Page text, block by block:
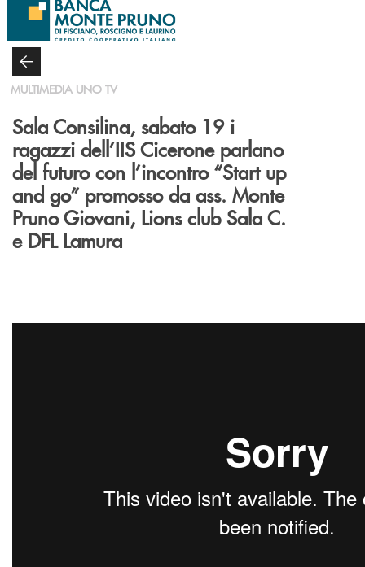
Salta al contenuto principale
MULTIMEDIA UNO TV
Sala Consilina, sabato 19 i
ragazzi dell’IIS Cicerone parlano
del futuro con l’incontro “Start up
and go” promosso da ass. Monte
Pruno Giovani, Lions club Sala C.
e DFL Lamura